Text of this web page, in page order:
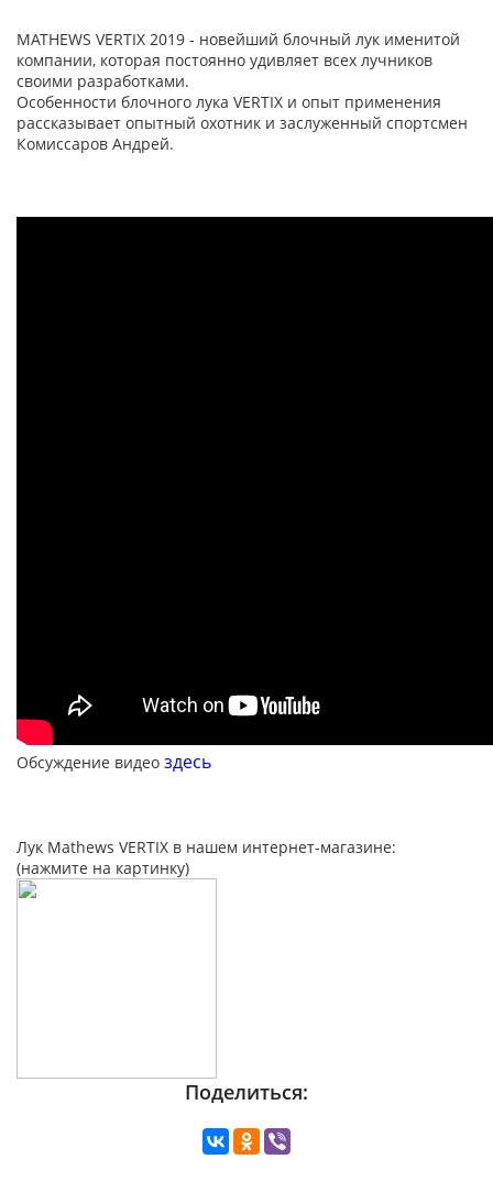
MATHEWS VERTIX 2019 - новейший блочный лук именитой
компании, которая постоянно удивляет всех лучников
своими разработками.
Особенности блочного лука VERTIX и опыт применения
рассказывает опытный охотник и заслуженный спортсмен
Комиссаров Андрей.
Обсуждение видео здесь
Лук Mathews VERTIX в нашем интернет-магазине:
(нажмите на картинку)
Поделиться: